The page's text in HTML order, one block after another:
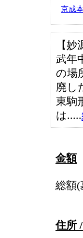
京成
【
武年
の場
廃し
東駒
は.....
金額
総額(
住所